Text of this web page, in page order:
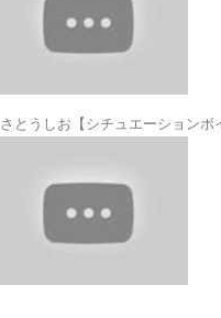
さとうしお【シチュエーションボ